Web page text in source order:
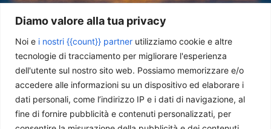
Diamo valore alla tua privacy
Noi e i nostri {{count}} partner utilizziamo cookie e altre
tecnologie di tracciamento per migliorare l'esperienza
dell'utente sul nostro sito web. Possiamo memorizzare e/o
accedere alle informazioni su un dispositivo ed elaborare i
dati personali, come l’indirizzo IP e i dati di navigazione, al
fine di fornire pubblicità e contenuti personalizzati, per
Ungheria, la transizione energetica ed industriale del nuovo